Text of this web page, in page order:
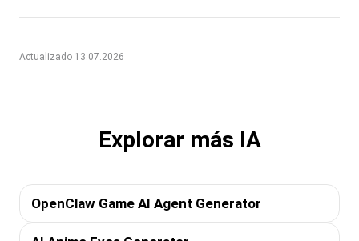
Actualizado 13.07.2026
Explorar más IA
OpenClaw Game AI Agent Generator